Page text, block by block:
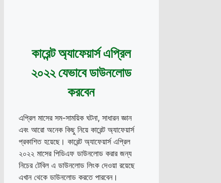
কারেন্ট অ্যাফেয়ার্স এপ্রিল
২০২২ যেভাবে ডাউনলোড
করবেন
এপ্রিল মাসের সম-সাময়িক ঘটনা, সাধারন জ্ঞান
এবং আরো অনেক কিছু নিয়ে কারেন্ট অ্যাফেয়ার্স
প্রকাশিত হয়েছে। কারেন্ট অ্যাফেয়ার্স এপ্রিল
২০২২ মাসের পিডিএফ ডাউনলোড করার জন্য
নিচের টেবিল এ ডাউনলোড লিংক দেওয়া রয়েছে
এখান থেকে ডাউনলোড করতে পারবেন।